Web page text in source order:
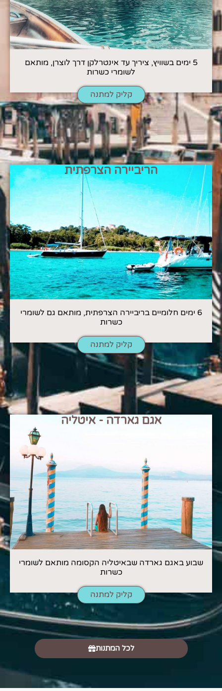
5 ימים בשוויץ, ציריך עד אינטרלקן דרך לוצרן, מותאם
לשומרי כשרות
קליק למתנה
הריביירה הצרפתית
6 ימים חלומיים בריביירה הצרפתית, מותאם גם לשומרי
כשרות
קליק למתנה
אגם גארדה - איטליה
שבוע באגם גארדה שבאיטליה הקסומה מותאם לשומרי
כשרות
קליק למתנה
לכל המתנות